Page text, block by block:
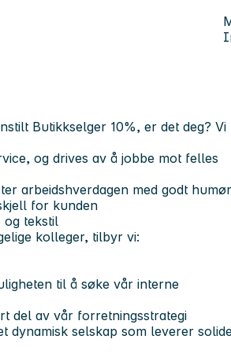
Butikkselger 10%, er det deg? Vi
og drives av å jobbe mot felles
arbeidshverdagen med godt humør
for kunden
og tekstil
kolleger, tilbyr vi:
til å søke vår interne
del av vår forretningsstrategi
dynamisk selskap som leverer